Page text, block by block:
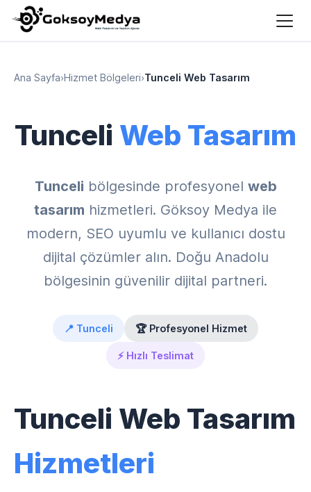
Ana Sayfa›Hizmet Bölgeleri›Tunceli Web Tasarım
Tunceli Web Tasarım
Tunceli bölgesinde profesyonel web
tasarım hizmetleri. Göksoy Medya ile
modern, SEO uyumlu ve kullanıcı dostu
dijital çözümler alın. Doğu Anadolu
bölgesinin güvenilir dijital partneri.
📍 Tunceli 🏆 Profesyonel Hizmet
⚡ Hızlı Teslimat
Tunceli Web Tasarım
Hizmetleri